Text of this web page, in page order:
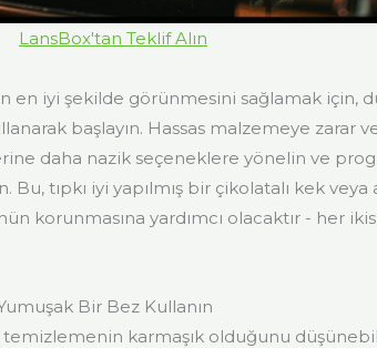
LansBox'tan Teklif Alın
en iyi şekilde görünmesini sağlamak için,
başlayın. Hassas malzemeye zarar
daha nazik seçeneklere yönelin ve
tıpkı iyi yapılmış bir çikolatalı kek veya
korunmasına yardımcı olacaktır - her
Bir Bez Kullanın
karmaşık olduğunu